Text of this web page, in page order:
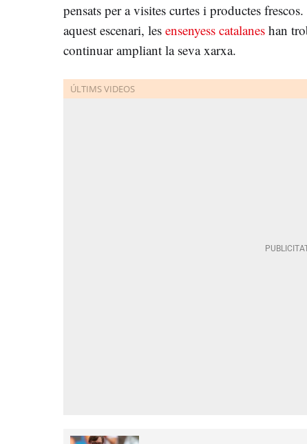
pensats per a visites curtes i productes frescos.
aquest escenari, les ensenyess catalanes han
continuar ampliant la seva xarxa.